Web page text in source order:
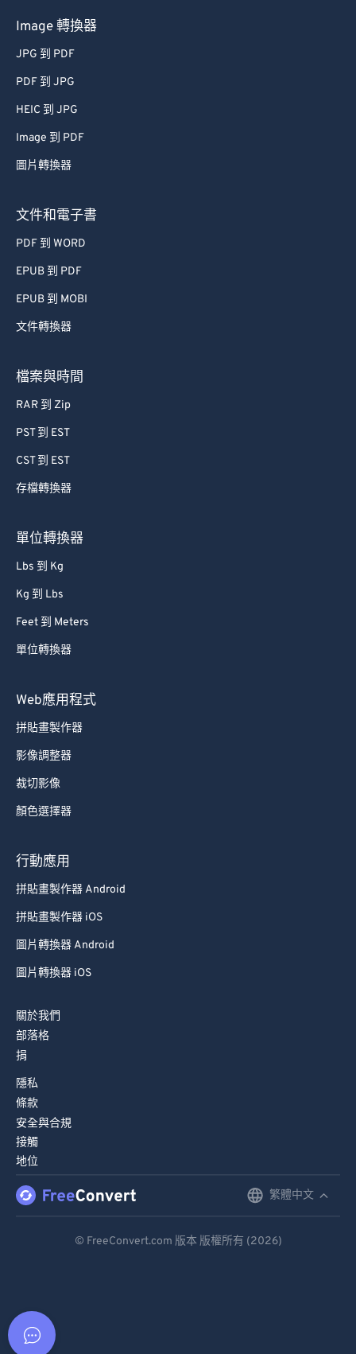
Image 轉換器
JPG 到 PDF
PDF 到 JPG
HEIC 到 JPG
Image 到 PDF
圖片轉換器
文件和電子書
PDF 到 WORD
EPUB 到 PDF
EPUB 到 MOBI
文件轉換器
檔案與時間
RAR 到 Zip
PST 到 EST
CST 到 EST
存檔轉換器
單位轉換器
Lbs 到 Kg
Kg 到 Lbs
Feet 到 Meters
單位轉換器
Web應用程式
拼貼畫製作器
影像調整器
裁切影像
顏色選擇器
行動應用
拼貼畫製作器 Android
拼貼畫製作器 iOS
圖片轉換器 Android
圖片轉換器 iOS
關於我們
部落格
捐
隱私
條款
安全與合規
接觸
地位
繁體中文
© FreeConvert.com 版本 版權所有 (2026)